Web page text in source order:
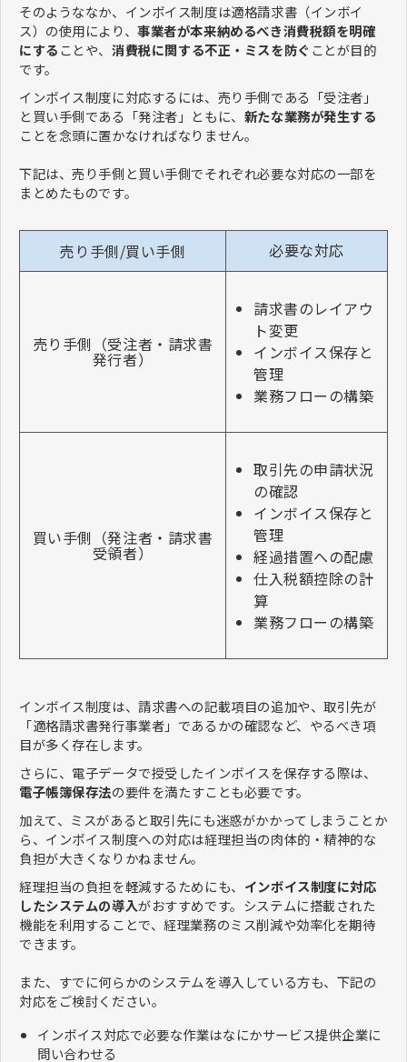
そのようななか、インボイス制度は適格請求書（インボイ
ス）の使用により、事業者が本来納めるべき消費税額を明確
にすることや、消費税に関する不正・ミスを防ぐ ことが目的
です。
インボイス制度に対応するには、売り手側である「受注者」
と買い手側である「発注者」ともに、 新たな業務が発生する
ことを念頭に置かなければなりません。
下記は、売り手側と買い手側でそれぞれ必要な対応の一部を
まとめたものです。
売り手側/買い手側 必要な対応
売り手側（受注者・請求書
発行者）
請求書のレイアウ
ト変更
インボイス保存と
管理
業務フローの構築
買い手側（発注者・請求書
受領者）
取引先の申請状況
の確認
インボイス保存と
管理
経過措置への配慮
仕入税額控除の計
算
業務フローの構築
インボイス制度は、請求書への記載項目の追加や、取引先が
「適格請求書発行事業者」であるかの確認など、やるべき項
目が多く存在します。
さらに、電子データで授受したインボイスを保存する際は、
電子帳簿保存法の要件を満たすことも必要です。
加えて、ミスがあると取引先にも迷惑がかかってしまうことか
ら、インボイス制度への対応は経理担当の肉体的・精神的な
負担が大きくなりかねません。
経理担当の負担を軽減するためにも、 インボイス制度に対応
したシステムの導入がおすすめです。システムに搭載された
機能を利用することで、経理業務のミス削減や効率化を期待
できます。
また、すでに何らかのシステムを導入している方も、下記の
対応をご検討ください。
インボイス対応で必要な作業はなにかサービス提供企業に
問い合わせる